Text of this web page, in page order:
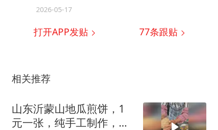
2026-05-17
打开APP发贴 77条跟贴
相关推荐
山东沂蒙山地瓜煎饼，1
元一张，纯手工制作，口